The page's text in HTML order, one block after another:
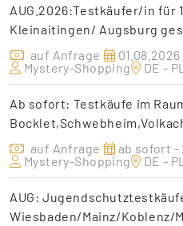
AUG.2026:Testkäufer/in für
Kleinaitingen/ Augsburg
auf Anfrage
Mystery-Shopping
DE -
Ab sofort: Testkäufe im
auf Anfrage
ab sofort -
Mystery-Shopping
DE -
AUG:
Wiesbaden/Mainz/Koblenz/